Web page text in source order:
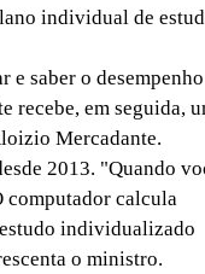
individual de
saber o desempenho
recebe, em seguida,
Mercadante.
2013. "Quando
computador calcula
individualizado
o ministro.